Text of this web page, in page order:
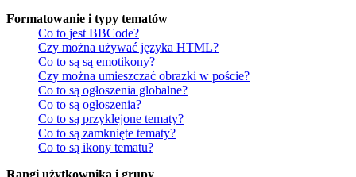
Formatowanie i typy tematów
Co to jest BBCode?
Czy można używać języka HTML?
Co to są są emotikony?
Czy można umieszczać obrazki w poście?
Co to są ogłoszenia globalne?
Co to są ogłoszenia?
Co to są przyklejone tematy?
Co to są zamknięte tematy?
Co to są ikony tematu?